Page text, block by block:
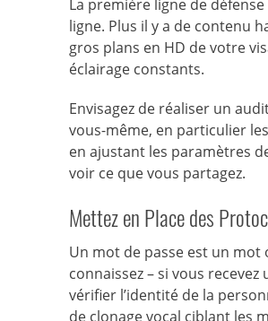
La première ligne de
ligne. Plus il y a de contenu
gros plans en HD de votre
éclairage constants.
Envisagez de réaliser un
vous-même, en particulier
en ajustant les paramètres
voir ce que vous partagez.
Mettez en Place des
Un mot de passe est un
connaissez – si vous
vérifier l’identité de la
de clonage vocal ciblant les